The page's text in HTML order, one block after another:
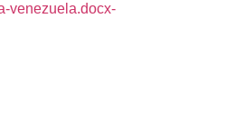
venezuela.docx-